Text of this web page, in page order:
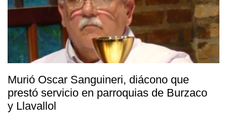
Murió Oscar Sanguineri, diácono que
prestó servicio en parroquias de Burzaco
y Llavallol